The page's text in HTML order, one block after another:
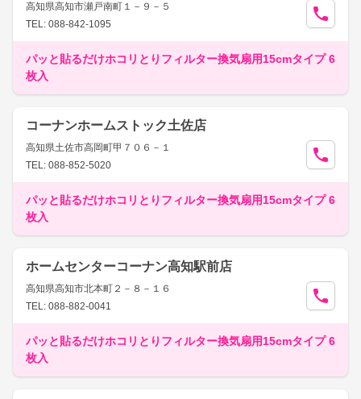
高知県高知市瀬戸南町１－９－５
TEL: 088-842-1095
パッと貼るだけホコリとりフィルター換気扇用15cmタイプ 6
枚入
コーナンホームストック土佐店
高知県土佐市高岡町甲７０６－１
TEL: 088-852-5020
パッと貼るだけホコリとりフィルター換気扇用15cmタイプ 6
枚入
ホームセンターコーナン高知駅前店
高知県高知市北本町２－８－１６
TEL: 088-882-0041
パッと貼るだけホコリとりフィルター換気扇用15cmタイプ 6
枚入